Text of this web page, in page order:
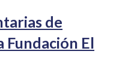
de
Fundación El